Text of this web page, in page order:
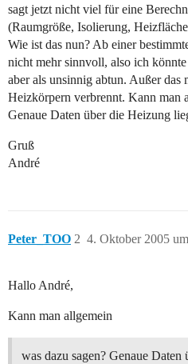
sagt jetzt nicht viel für eine
(Raumgröße, Isolierung,
Wie ist das nun? Ab einer
nicht mehr sinnvoll, also ich
aber als unsinnig abtun. Außer das
Heizkörpern verbrennt. Kann man
Genaue Daten über die Heizung
Gruß
André
Peter_TOO 4. Oktober 2005
2
Hallo André,
Kann man allgemein
was dazu sagen? Genaue